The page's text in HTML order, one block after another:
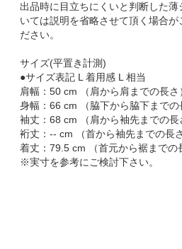
出品時に目立ちにくいと判断した
いては説明を省略させて頂く場合が
ださい。
サイズ(平置き計測)
●サイズ表記 L 着用感 L 相当
肩幅：50 cm （肩から肩までの長さ
身幅：66 cm （脇下から脇下までの
袖丈：68 cm （肩から袖先までの長
裄丈：-- cm （首から袖先までの長さ
着丈：79.5 cm （首元から裾までの
※実寸を参考にご検討下さい。